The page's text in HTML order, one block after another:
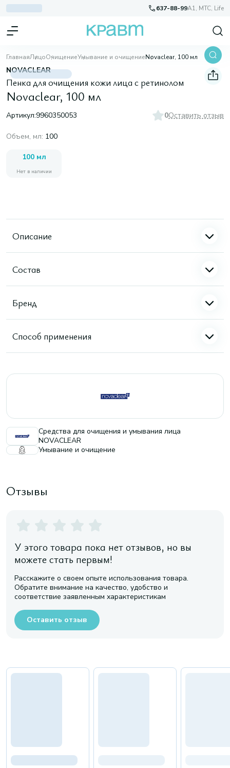
637-88-99A1, МТС, Life
ГлавнаяЛицоОчищениеУмывание и очищениеNovaclear, 100 мл
NOVACLEAR
Пенка для очищения кожи лица с ретинолом
Novaclear, 100 мл
Артикул:9960350053 0Оставить отзыв
Объем, мл: 100
100 мл
Нет в наличии
Описание
Состав
Бренд
Способ применения
Средства для очищения и умывания лица
NOVACLEAR
Умывание и очищение
Отзывы
У этого товара пока нет отзывов, но вы
можете стать первым!
Расскажите о своем опыте использования товара.
Обратите внимание на качество, удобство и
соответствие заявленным характеристикам
Оставить отзыв